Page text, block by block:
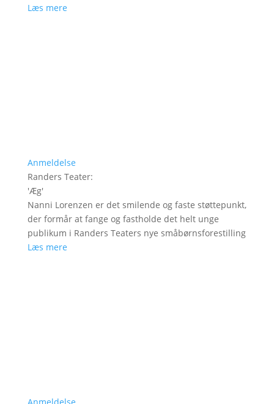
Læs mere
Anmeldelse
Randers Teater:
'Æg'
Nanni Lorenzen er det smilende og faste støttepunkt,
der formår at fange og fastholde det helt unge
publikum i Randers Teaters nye småbørnsforestilling
Læs mere